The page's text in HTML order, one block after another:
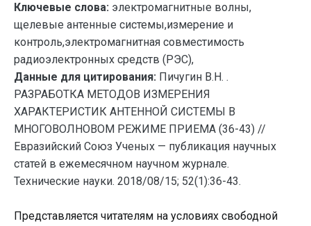
Ключевые слова: электромагнитные волны,
щелевые антенные системы,измерение и
контроль,электромагнитная совместимость
радиоэлектронных средств (РЭС),
Данные для цитирования: Пичугин В.Н. .
РАЗРАБОТКА МЕТОДОВ ИЗМЕРЕНИЯ
ХАРАКТЕРИСТИК АНТЕННОЙ СИСТЕМЫ В
МНОГОВОЛНОВОМ РЕЖИМЕ ПРИЕМА (36-43) //
Евразийский Союз Ученых — публикация научных
статей в ежемесячном научном журнале.
Технические науки. 2018/08/15; 52(1):36-43.
Представляется читателям на условиях свободной